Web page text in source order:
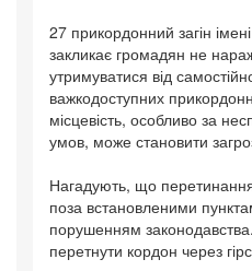
27 прикордонний загін
закликає громадян не
утримуватися від
важкодоступних
місцевість, особливо за
умов, може становити
Нагадують, що
поза встановленими
порушенням
перетнути кордон через